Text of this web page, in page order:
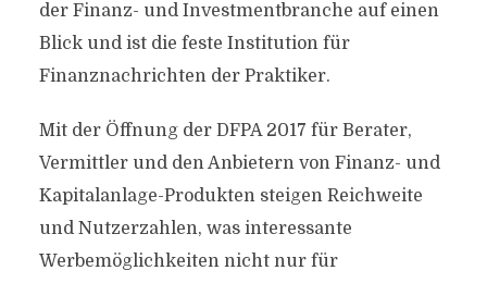
der Finanz- und Investmentbranche auf einen
Blick und ist die feste Institution für
Finanznachrichten der Praktiker.
Mit der Öffnung der DFPA 2017 für Berater,
Vermittler und den Anbietern von Finanz- und
Kapitalanlage-Produkten steigen Reichweite
und Nutzerzahlen, was interessante
Werbemöglichkeiten nicht nur für